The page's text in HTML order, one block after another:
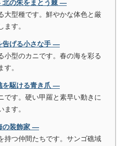
北の朱をまとう棘 ―
大型種です。鮮やかな体色と厳
ます。
告げる小さな手 ―
小型のカニです。春の海を彩る
。
を駆ける青き爪 ―
です。硬い甲羅と素早い動きに
す。
の装飾家 ―
持つ仲間たちです。サンゴ礁域